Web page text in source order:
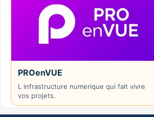
PROenVUE
L infrastructure numerique qui fait vivre
vos projets.